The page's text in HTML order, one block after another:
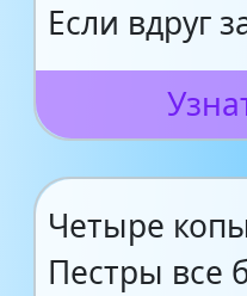
Если вдруг
Четыре
Пестры все